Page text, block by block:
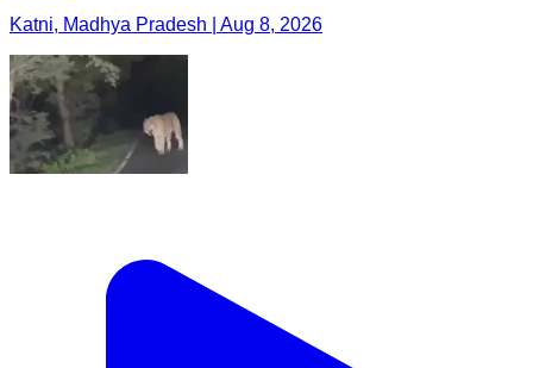
Katni, Madhya Pradesh | Aug 8, 2026